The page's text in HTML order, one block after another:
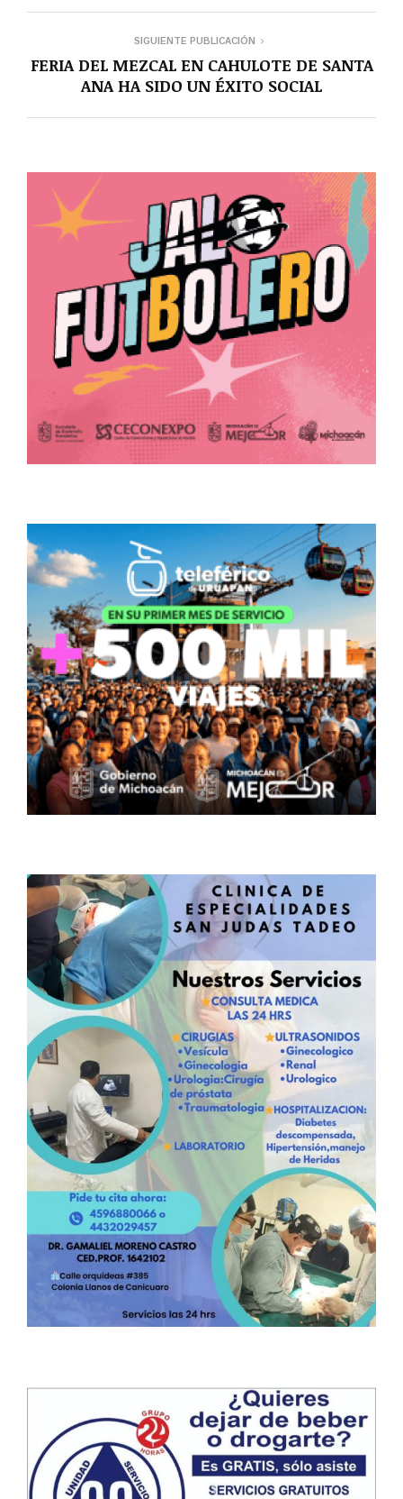
SIGUIENTE PUBLICACIÓN
FERIA DEL MEZCAL EN CAHULOTE DE SANTA
ANA HA SIDO UN ÉXITO SOCIAL